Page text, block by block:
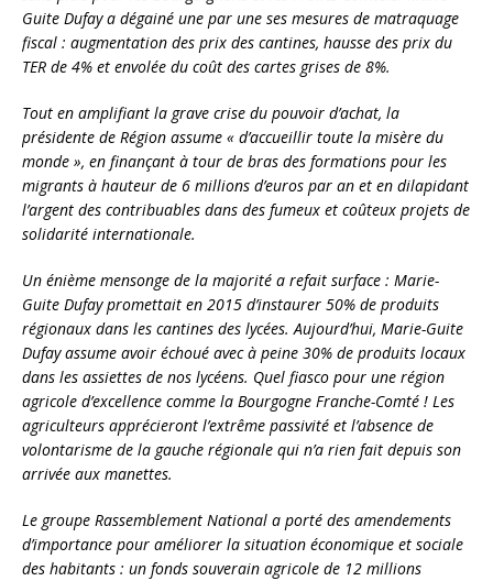
Guite Dufay a dégainé une par une ses mesures de matraquage
fiscal : augmentation des prix des cantines, hausse des prix du
TER de 4% et envolée du coût des cartes grises de 8%.
Tout en amplifiant la grave crise du pouvoir d’achat, la
présidente de Région assume « d’accueillir toute la misère du
monde », en finançant à tour de bras des formations pour les
migrants à hauteur de 6 millions d’euros par an et en dilapidant
l’argent des contribuables dans des fumeux et coûteux projets de
solidarité internationale.
Un énième mensonge de la majorité a refait surface : Marie-
Guite Dufay promettait en 2015 d’instaurer 50% de produits
régionaux dans les cantines des lycées. Aujourd’hui, Marie-Guite
Dufay assume avoir échoué avec à peine 30% de produits locaux
dans les assiettes de nos lycéens. Quel fiasco pour une région
agricole d’excellence comme la Bourgogne Franche-Comté ! Les
agriculteurs apprécieront l’extrême passivité et l’absence de
volontarisme de la gauche régionale qui n’a rien fait depuis son
arrivée aux manettes.
Le groupe Rassemblement National a porté des amendements
d’importance pour améliorer la situation économique et sociale
des habitants : un fonds souverain agricole de 12 millions